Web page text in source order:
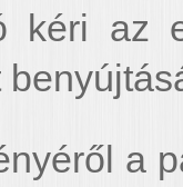
kéri az
a